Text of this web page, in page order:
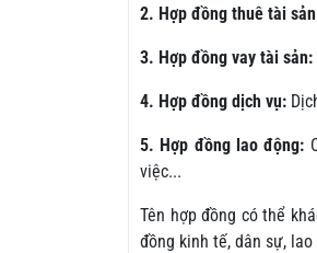
2. Hợp đồng thuê tài
3. Hợp đồng vay tài sản:
4. Hợp đồng dịch vụ:
5. Hợp đồng lao động:
việc...
Tên hợp đồng có thể
đồng kinh tế, dân sự, lao